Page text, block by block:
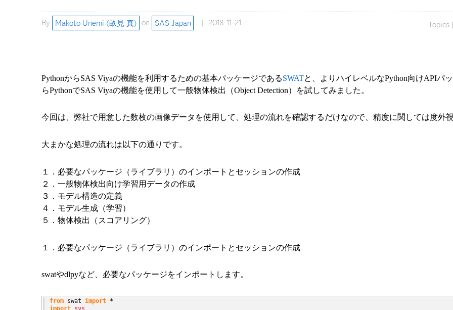
By Makoto Unemi (畝見 真) on SAS Japan 2018-11-21 Topics
PythonからSAS Viyaの機能を利用するための基本パッケージであるSWATと、よりハイレベルなPython向けAPIパ
らPythonでSAS Viyaの機能を使用して一般物体検出（Object Detection）を試してみました。
今回は、弊社で用意した数枚の画像データを使用して、処理の流れを確認するだけなので、精度に関しては度外
大まかな処理の流れは以下の通りです。
１． 必要なパッケージ（ライブラリ）のインポートとセッションの作成
２． 一般物体検出向け学習用データの作成
３． モデル構造の定義
４． モデル生成（学習）
５． 物体検出（スコアリング）
１． 必要なパッケージ（ライブラリ）のインポートとセッションの作成
swatやdlpyなど、必要なパッケージをインポートします。
from swat import
import sys